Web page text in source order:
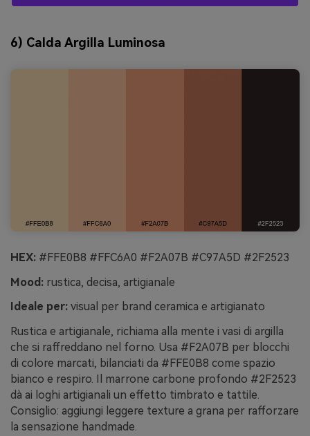
6) Calda Argilla Luminosa
HEX: #FFE0B8 #FFC6A0 #F2A07B #C97A5D #2F2523
Mood: rustica, decisa, artigianale
Ideale per: visual per brand ceramica e artigianato
Rustica e artigianale, richiama alla mente i vasi di argilla
che si raffreddano nel forno. Usa #F2A07B per blocchi
di colore marcati, bilanciati da #FFE0B8 come spazio
bianco e respiro. Il marrone carbone profondo #2F2523
dà ai loghi artigianali un effetto timbrato e tattile.
Consiglio: aggiungi leggere texture a grana per rafforzare
la sensazione handmade.